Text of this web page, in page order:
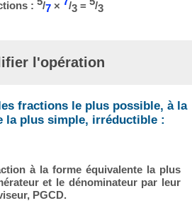
: /7 × /3 = /3
l'opération
fractions le plus possible, à la
la plus simple, irréductible :
à la forme équivalente la plus
et le dénominateur par leur
PGCD.